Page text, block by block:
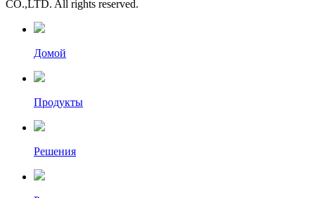
CO.,LTD. All rights reserved.
Домой
Продукты
Решения